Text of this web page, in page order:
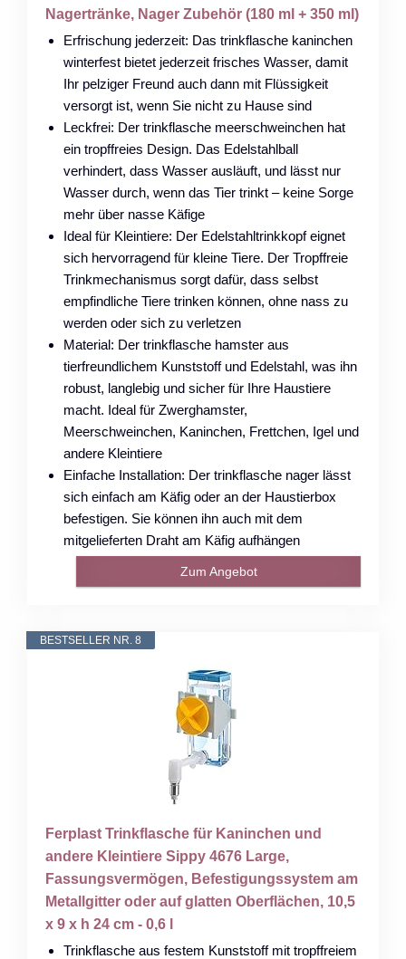
Nagertränke, Nager Zubehör (180 ml + 350 ml)
Erfrischung jederzeit: Das trinkflasche kaninchen
winterfest bietet jederzeit frisches Wasser, damit
Ihr pelziger Freund auch dann mit Flüssigkeit
versorgt ist, wenn Sie nicht zu Hause sind
Leckfrei: Der trinkflasche meerschweinchen hat
ein tropffreies Design. Das Edelstahlball
verhindert, dass Wasser ausläuft, und lässt nur
Wasser durch, wenn das Tier trinkt – keine Sorge
mehr über nasse Käfige
Ideal für Kleintiere: Der Edelstahltrinkkopf eignet
sich hervorragend für kleine Tiere. Der Tropffreie
Trinkmechanismus sorgt dafür, dass selbst
empfindliche Tiere trinken können, ohne nass zu
werden oder sich zu verletzen
Material: Der trinkflasche hamster aus
tierfreundlichem Kunststoff und Edelstahl, was ihn
robust, langlebig und sicher für Ihre Haustiere
macht. Ideal für Zwerghamster,
Meerschweinchen, Kaninchen, Frettchen, Igel und
andere Kleintiere
Einfache Installation: Der trinkflasche nager lässt
sich einfach am Käfig oder an der Haustierbox
befestigen. Sie können ihn auch mit dem
mitgelieferten Draht am Käfig aufhängen
Zum Angebot
BESTSELLER NR. 8
Ferplast Trinkflasche für Kaninchen und
andere Kleintiere Sippy 4676 Large,
Fassungsvermögen, Befestigungssystem am
Metallgitter oder auf glatten Oberflächen, 10,5
x 9 x h 24 cm - 0,6 l
Trinkflasche aus festem Kunststoff mit tropffreiem